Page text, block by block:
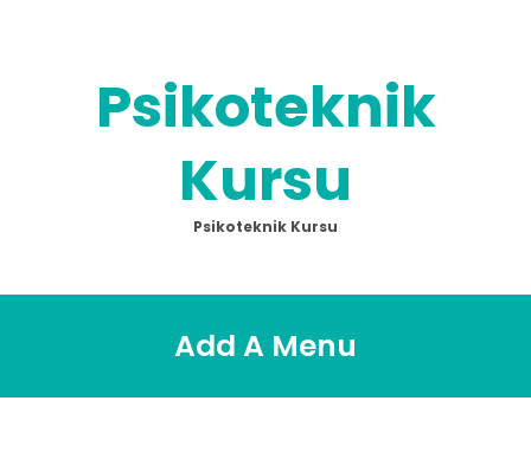
Psikoteknik
Kursu
Psikoteknik Kursu
Add A Menu